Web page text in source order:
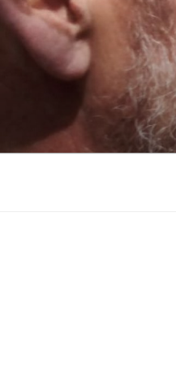
Zum
Inhalt
springen